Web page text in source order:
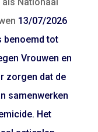
13/07/2026
benoemd tot
Vrouwen en
zorgen dat de
samenwerken
Het